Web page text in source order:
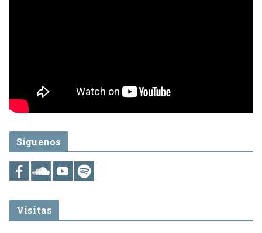
Síguenos
Visitas